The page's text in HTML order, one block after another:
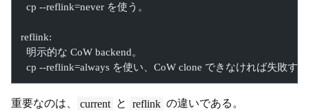
  cp --reflink=never を使う。
reflink:
  明示的な CoW backend。
cp --reflink=always を使い、CoW clone できなければ失敗す
重要なのは、 current と reflink の違いである。